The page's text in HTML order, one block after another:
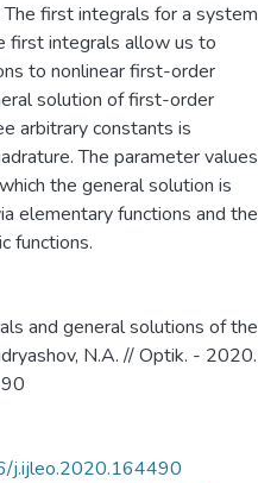
first integrals for a system
first integrals allow us to
to nonlinear first-order
solution of first-order
arbitrary constants is
The parameter values
the general solution is
elementary functions and the
functions.
and general solutions of the
N.A. // Optik. - 2020.
j.ijleo.2020.164490